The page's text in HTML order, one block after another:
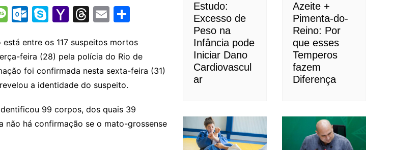
M
s
s
a
e
O
lo
o
k.
o
m
S
y
p
e
Y
h
o
o
ai
l
T
e
a
d
E
ai
l
ar
e
entre os 117 suspeitos mortos
feira (28) pela polícia do Rio de
foi confirmada nesta sexta-feira (31)
a identidade do suspeito.
99 corpos, dos quais 39
não há confirmação se o mato-grossense
Estudo:
Excesso de
Peso na
Infância pode
Iniciar Dano
Cardiovascul
ar
Azeite +
Pimenta-do-
Reino: Por
que esses
Temperos
fazem
Diferença